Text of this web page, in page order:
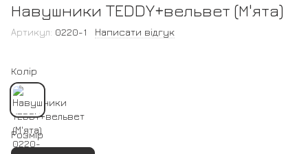
Навушники TEDDY+вельвет (М'ята)
Артикул: 0220-1 Написати відгук
Колір
Розмір